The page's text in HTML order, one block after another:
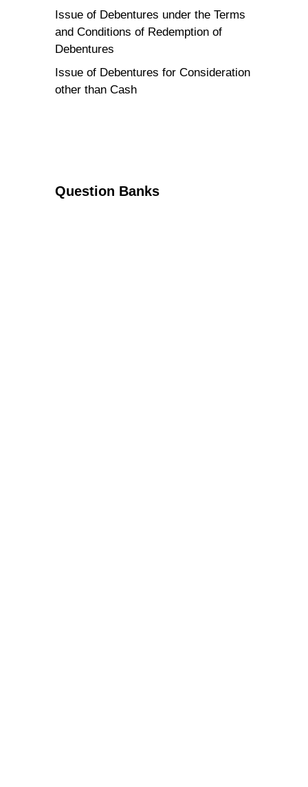
Issue of Debentures under the Terms
and Conditions of Redemption of
Debentures
Issue of Debentures for Consideration
other than Cash
Question Banks